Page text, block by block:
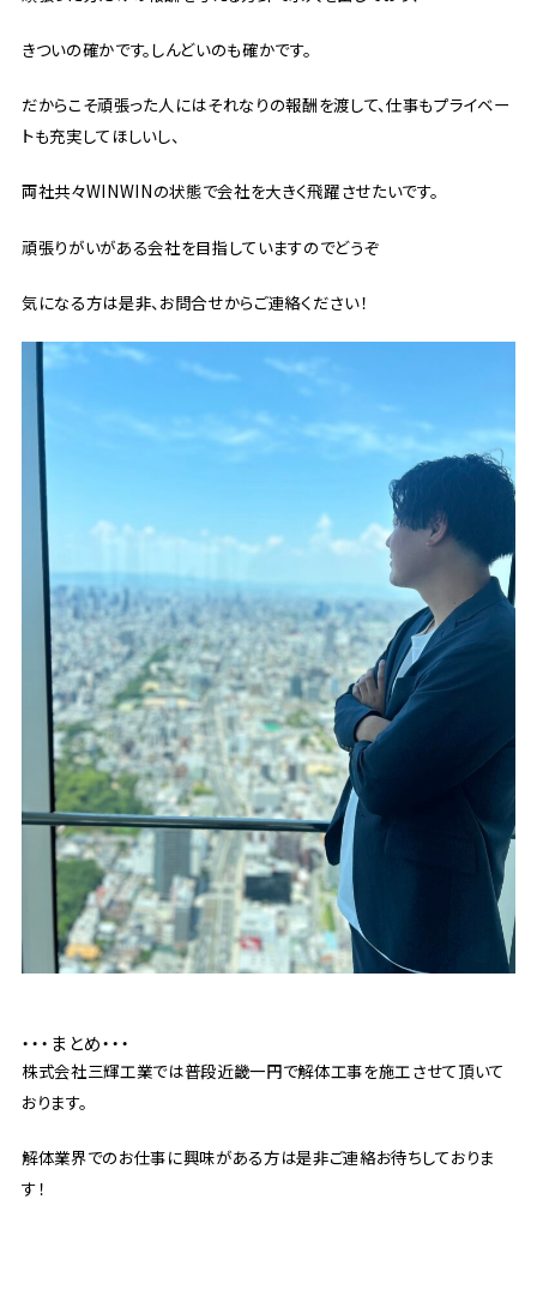
きついの確かです。しんどいのも確かです。
だからこそ頑張った人にはそれなりの報酬を渡して、仕事もプライベー
トも充実してほしいし、
両社共々WINWINの状態で会社を大きく飛躍させたいです。
頑張りがいがある会社を目指していますのでどうぞ
気になる方は是非、お問合せからご連絡ください！
・・・まとめ・・・
株式会社三輝工業では普段近畿一円で解体工事を施工させて頂いて
おります。
解体業界でのお仕事に興味がある方は是非ご連絡お待ちしておりま
す！